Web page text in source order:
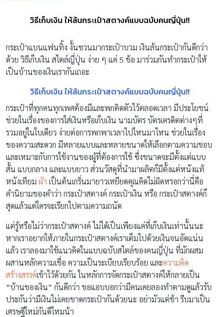
วิธีเก็บเงิน ให้ล้นกระเป๋าสตางค์แบบฉบับคนญี่ปุ่น!!
กระเป๋าแบนแฟนทิ้ง งั้นชวนมากระเป๋าบวม เงินล้นกระเป๋ากันดีกว่า
ด้วย วิธีเก็บเงิน สไตล์ญี่ปุ่น ง่าย ๆ แค่ 5 ข้อ มาร่วมกันทำกระเป๋าให้
เป็นบ้านของเงินเรากันเถอะ
วิธีเก็บเงิน ให้ล้นกระเป๋าสตางค์แบบฉบับคนญี่ปุ่น!!
กระเป๋าที่ทุกคนทุกเพศต้องมีและพกติดตัวไว้ตลอดเวลา มีประโยชน์
ช่วยในเรื่องของการใส่เงินหรือเก็บเงิน นามบัตร บัตรเครดิตต่างๆที่
รวมอยู่ในใบเดียว ง่ายต่อการพกพาเวลาไปไหนมาไหน ช่วยในเรื่อง
ของความสะดวก มีหลายแบบและหลายขนาดให้เลือกตามความชอบ
และเหมาะกับการใช้งานของผู้ที่ต้องการใช้ ซึ่งขนาดจะมีตั้งแต่แบบ
สั้น แบบกลาง และแบบยาว ส่วนวัสดุที่นำมาผลิตก็มีตั้งแต่หนังแท้
หนังเทียม ผ้า เป็นต้นเกริ่นมายาวเหยียดคุณคิดไม่ผิดหรอกว่านี่คือ
คำนิยามของคำว่า กระเป๋าสตางค์ กระเป๋าเงิน หรือ กระเป๋าสตางค์ก็
สุดแล้วแต่ใครจะเรียกไปตามความถนัด
แต่รู้หรือไม่ว่ากระเป๋าสตางค์ ไม่ได้เป็นเพียงแค่ที่เก็บเงินเท่านั้นนะ
หากเราอยากให้ภายในกระเป๋าสตางค์เราเต็มไปด้วยเงินจนอัดแน่น
แล้ว เราลองมาใช้แนวคิดในแบบฉบับสไตล์ของคนญี่ปุ่น ที่มักผสม
ผสานหลักความเชื่อ ความเป็นระเบียบเรียบร้อย และความคิด
สร้างสรรค์เข้าไว้ด้วยกัน ในหลักการจัดกระเป๋าสตางค์ให้กลายเป็น
“บ้านของเงิน” กันดีกว่า ขอแอบบอกว่ามีคนเคยลองทำตามดูแล้วรับ
ประกันว่ามีเงินไม่เคยขาดกระเป๋ากันด้วยนะ อย่ามัวแต่ช้า รีบมาเป็น
เศรษฐีใหม่กันดีไหมน้า